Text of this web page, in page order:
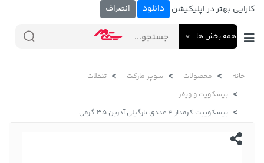
کارایی بهتر در اپلیکیشن دانلود انصراف
همه بخش ها
خانه محصولات سوپر مارکت
تنقلات
بیسکویت و ویفر
بیسکوییت کرمدار 4 عددی نارگیلی آدرین 35 گرمی